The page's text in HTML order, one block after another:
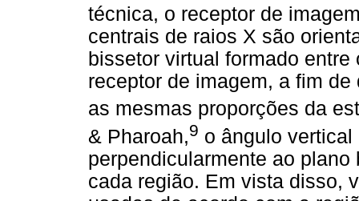
técnica, o receptor de
centrais de raios X são
bissetor virtual formado
receptor de imagem, a fim
as mesmas proporções da
& Pharoah,9 o ângulo
perpendicularmente ao
cada região. Em vista disso,